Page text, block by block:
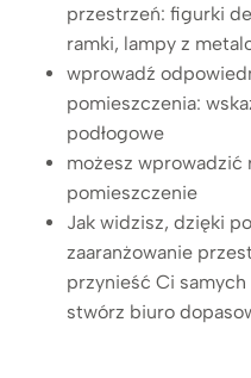
przestrzeń: figurki
ramki, lampy z
wprowadź
pomieszczenia:
podłogowe
możesz wprowadzić
pomieszczenie
Jak widzisz, dzięki
zaaranżowanie
przynieść Ci
stwórz biuro